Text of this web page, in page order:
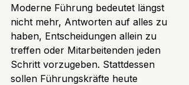
Moderne Führung bedeutet längst
nicht mehr, Antworten auf alles zu
haben, Entscheidungen allein zu
treffen oder Mitarbeitenden jeden
Schritt vorzugeben. Stattdessen
sollen Führungskräfte heute